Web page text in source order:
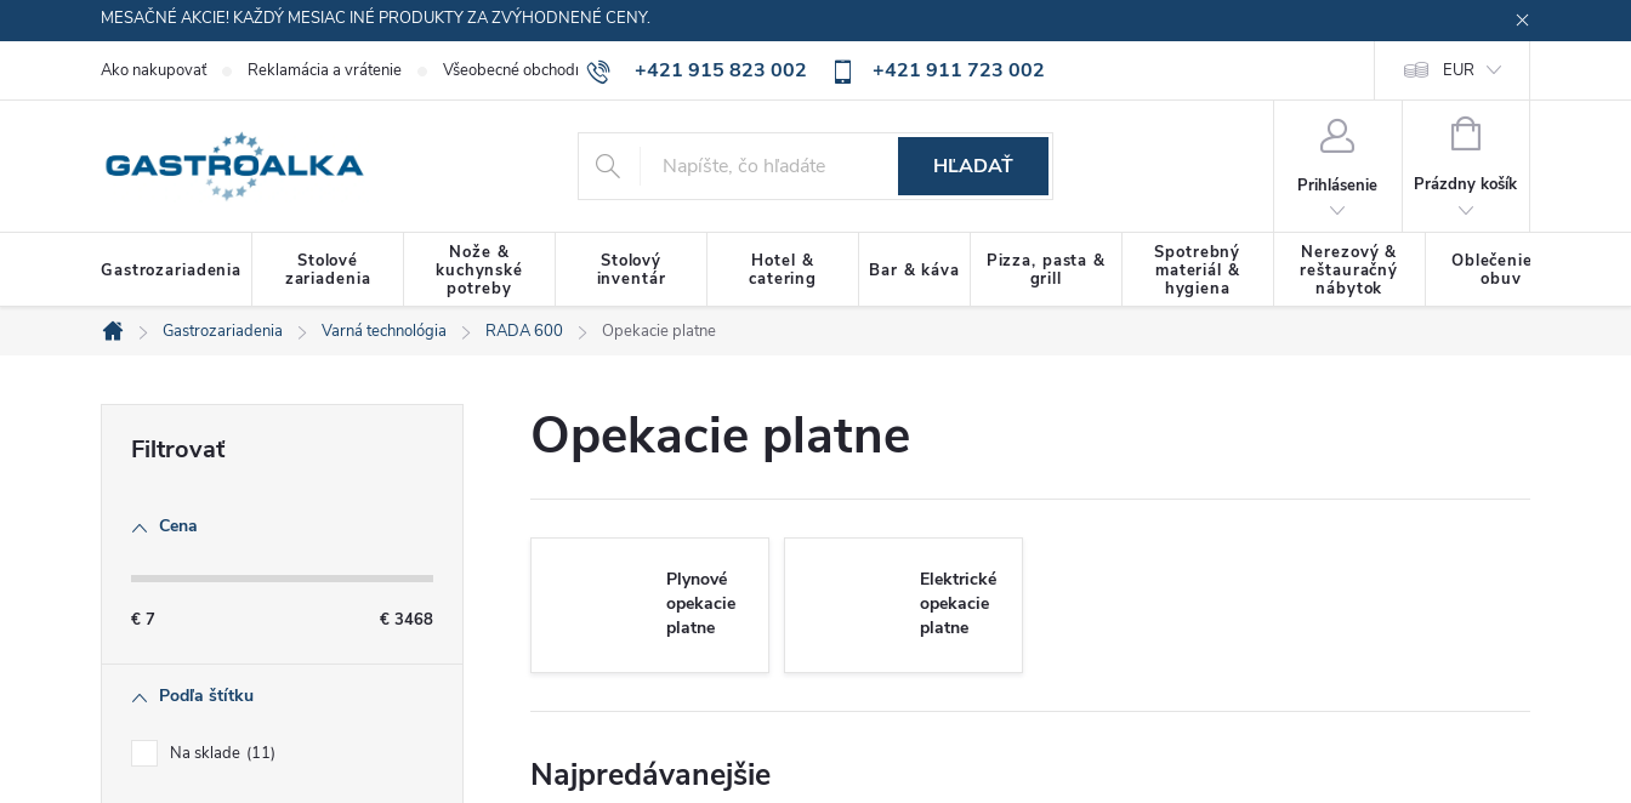
na
MESAČNÉ AKCIE! KAŽDÝ MESIAC INÉ PRODUKTY ZA ZVÝHODNENÉ CENY.
+421 915 823 002 +421 911 723 002
Ako nakupovať Reklamácia a vrátenie Všeobecné obchodné podmienky Ochrana osobných údajov Cookies policy EUR
HĽADAŤ
Prihlásenie
NÁKUPNÝ
Prázdny košík
Gastrozariadenia
Stolové
zariadenia
Nože &
kuchynské
potreby
Stolový
inventár
Hotel &
catering
Bar & káva
Pizza, pasta &
grill
Spotrebný
materiál &
hygiena
Nerezový &
reštauračný
nábytok
Oblečenie &
obuv
Domov
Gastrozariadenia Varná technológia RADA 600 Opekacie platne
Cena
€ 7 € 3468
Podľa štítku
Na sklade 11
Opekacie platne
Plynové
opekacie
platne
Elektrické
opekacie
platne
Najpredávanejšie